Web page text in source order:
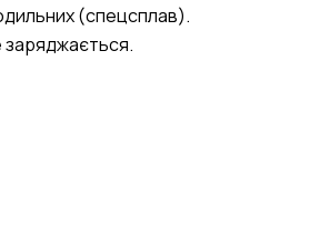
(спецсплав).
заряджається.